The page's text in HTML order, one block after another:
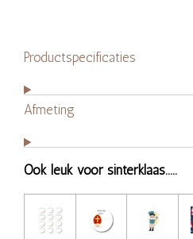
Productspecificaties
Afmeting
Ook leuk voor sinterklaas.....